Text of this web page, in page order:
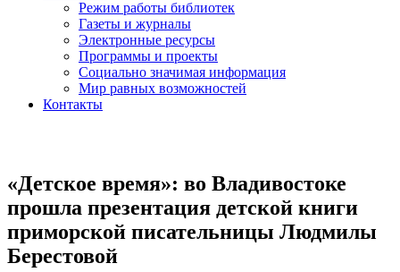
Режим работы библиотек
Газеты и журналы
Электронные ресурсы
Программы и проекты
Социально значимая информация
Мир равных возможностей
Контакты
«Детское время»: во Владивостоке
прошла презентация детской книги
приморской писательницы Людмилы
Берестовой